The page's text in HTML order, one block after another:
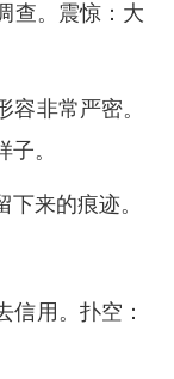
查。震惊：大
容非常严密。
。
来的痕迹。
信用。扑空：